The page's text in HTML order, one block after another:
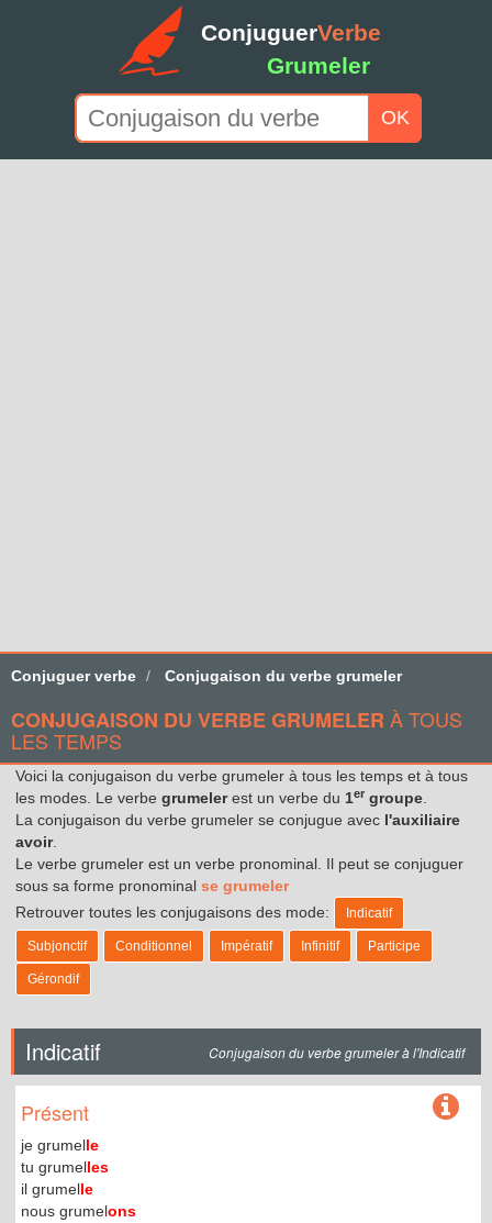
ConjuguerVerbe
Grumeler
OK
Conjuguer verbe Conjugaison du verbe grumeler
CONJUGAISON DU VERBE GRUMELER À TOUS
LES TEMPS
Voici la conjugaison du verbe grumeler à tous les temps et à tous
les modes. Le verbe grumelerest un verbe du 1er groupe
La conjugaison du verbe grumeler se conjugue avec l'auxiliaire
avoir.
Le verbe grumeler est un verbe pronominal. Il peut se conjuguer
sous sa forme pronominal se grumeler
Retrouver toutes les conjugaisons des mode:
Indicatif
Subjonctif Conditionnel Impératif Infinitif Participe
Gérondif
Indicatif Conjugaison du verbe grumeler à l'Indicatif
Présent
je grumelle
tu grumelles
il grumelle
nous grumelons